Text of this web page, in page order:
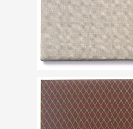
Partenaires
Crédits